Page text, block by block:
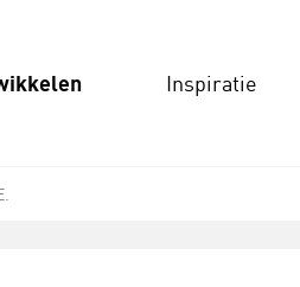
Inspiratie